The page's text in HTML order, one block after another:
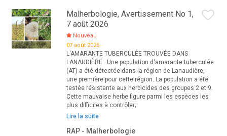
Malherbologie, Avertissement No 1,
7 août 2026
Nouveau
07 août 2026
L'AMARANTE TUBERCULÉE TROUVÉE DANS
LANAUDIÈRE Une population d'amarante tuberculée
(AT) a été détectée dans la région de Lanaudière,
une première pour cette région. La population a été
testée résistante aux herbicides des groupes 2 et 9.
Cette mauvaise herbe figure parmi les espèces les
plus difficiles à contrôler;
Lire la suite
RAP - Malherbologie